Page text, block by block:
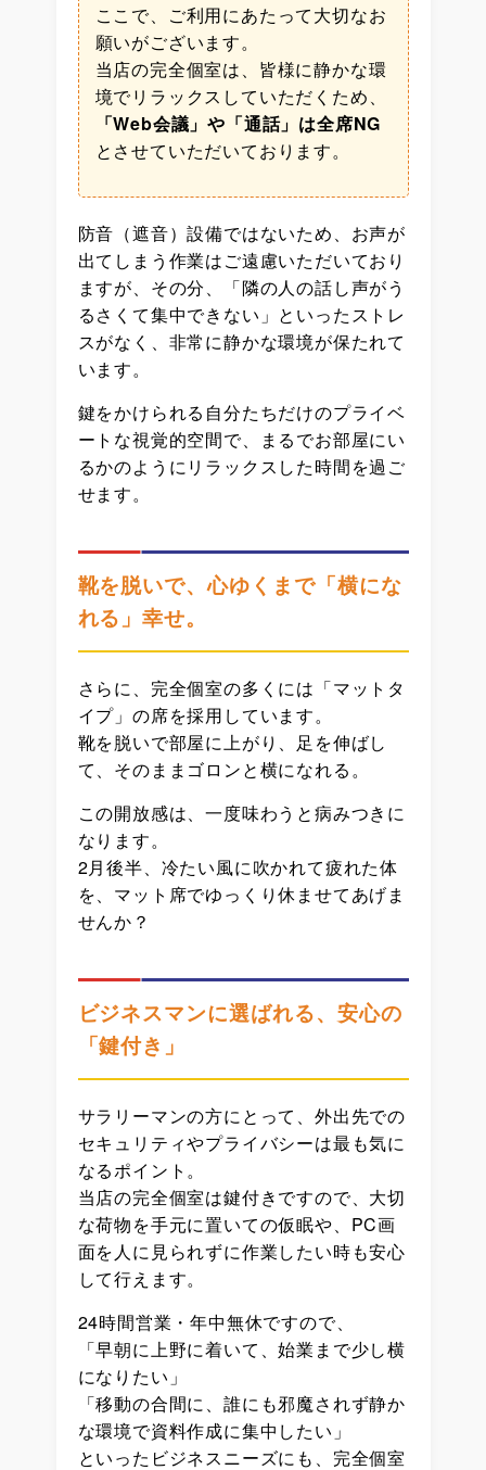
ここで、ご利用にあたって大切なお
願いがございます。
当店の完全個室は、皆様に静かな環
境でリラックスしていただくため、
「Web会議」や「通話」は全席NG
とさせていただいております。
防音（遮音）設備ではないため、お声が
出てしまう作業はご遠慮いただいており
ますが、その分、「隣の人の話し声がう
るさくて集中できない」といったストレ
スがなく、非常に静かな環境が保たれて
います。
鍵をかけられる自分たちだけのプライベ
ートな視覚的空間で、まるでお部屋にい
るかのようにリラックスした時間を過ご
せます。
靴を脱いで、心ゆくまで「横にな
れる」幸せ。
さらに、完全個室の多くには「マットタ
イプ」の席を採用しています。
靴を脱いで部屋に上がり、足を伸ばし
て、そのままゴロンと横になれる。
この開放感は、一度味わうと病みつきに
なります。
2月後半、冷たい風に吹かれて疲れた体
を、マット席でゆっくり休ませてあげま
せんか？
ビジネスマンに選ばれる、安心の
「鍵付き」
サラリーマンの方にとって、外出先での
セキュリティやプライバシーは最も気に
なるポイント。
当店の完全個室は鍵付きですので、大切
な荷物を手元に置いての仮眠や、PC画
面を人に見られずに作業したい時も安心
して行えます。
24時間営業・年中無休ですので、
「早朝に上野に着いて、始業まで少し横
になりたい」
「移動の合間に、誰にも邪魔されず静か
な環境で資料作成に集中したい」
といったビジネスニーズにも、完全個室